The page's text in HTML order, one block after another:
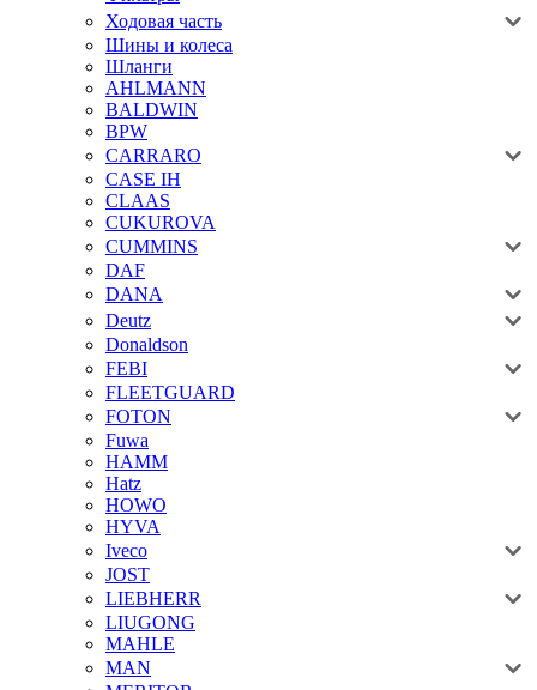
Ходовая часть
Шины и колеса
Шланги
AHLMANN
BALDWIN
BPW
CARRARO
CASE IH
CLAAS
CUKUROVA
CUMMINS
DAF
DANA
Deutz
Donaldson
FEBI
FLEETGUARD
FOTON
Fuwa
HAMM
Hatz
HOWO
HYVA
Iveco
JOST
LIEBHERR
LIUGONG
MAHLE
MAN